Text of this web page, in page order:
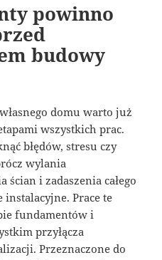
powinno
budowy
domu warto już
wszystkich prac.
błędów, stresu czy
wylania
i zadaszenia całego
Prace te
fundamentów i
przyłącza
Przeznaczone do